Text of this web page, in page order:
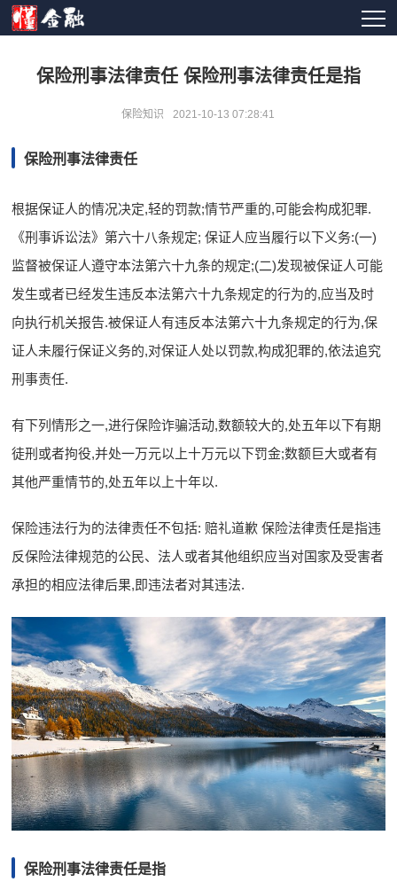
保险刑事法律责任 保险刑事法律责任是指
保险知识 2021-10-13 07:28:41
保险刑事法律责任
根据保证人的情况决定,轻的罚款;情节严重的,可能会构成犯罪.
《刑事诉讼法》第六十八条规定; 保证人应当履行以下义务:(一)
监督被保证人遵守本法第六十九条的规定;(二)发现被保证人可能
发生或者已经发生违反本法第六十九条规定的行为的,应当及时
向执行机关报告.被保证人有违反本法第六十九条规定的行为,保
证人未履行保证义务的,对保证人处以罚款,构成犯罪的,依法追究
刑事责任.
有下列情形之一,进行保险诈骗活动,数额较大的,处五年以下有期
徒刑或者拘役,并处一万元以上十万元以下罚金;数额巨大或者有
其他严重情节的,处五年以上十年以.
保险违法行为的法律责任不包括: 赔礼道歉 保险法律责任是指违
反保险法律规范的公民、法人或者其他组织应当对国家及受害者
承担的相应法律后果,即违法者对其违法.
保险刑事法律责任是指